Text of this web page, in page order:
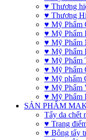
♥ Thương
♥ Thương
♥ Mỹ Phẩm
♥ Mỹ Phẩm
♥ Mỹ Phẩm
♥ Mỹ Phẩm
♥ Mỹ Phẩm
♥ Mỹ Phẩm
♥ Mỹ phẩm
♥ Mỹ Phẩm
♥ Mỹ Phẩm
SẢN PHẨM
Tẩy da chết
♥ Trang
♥ Bông tẩy